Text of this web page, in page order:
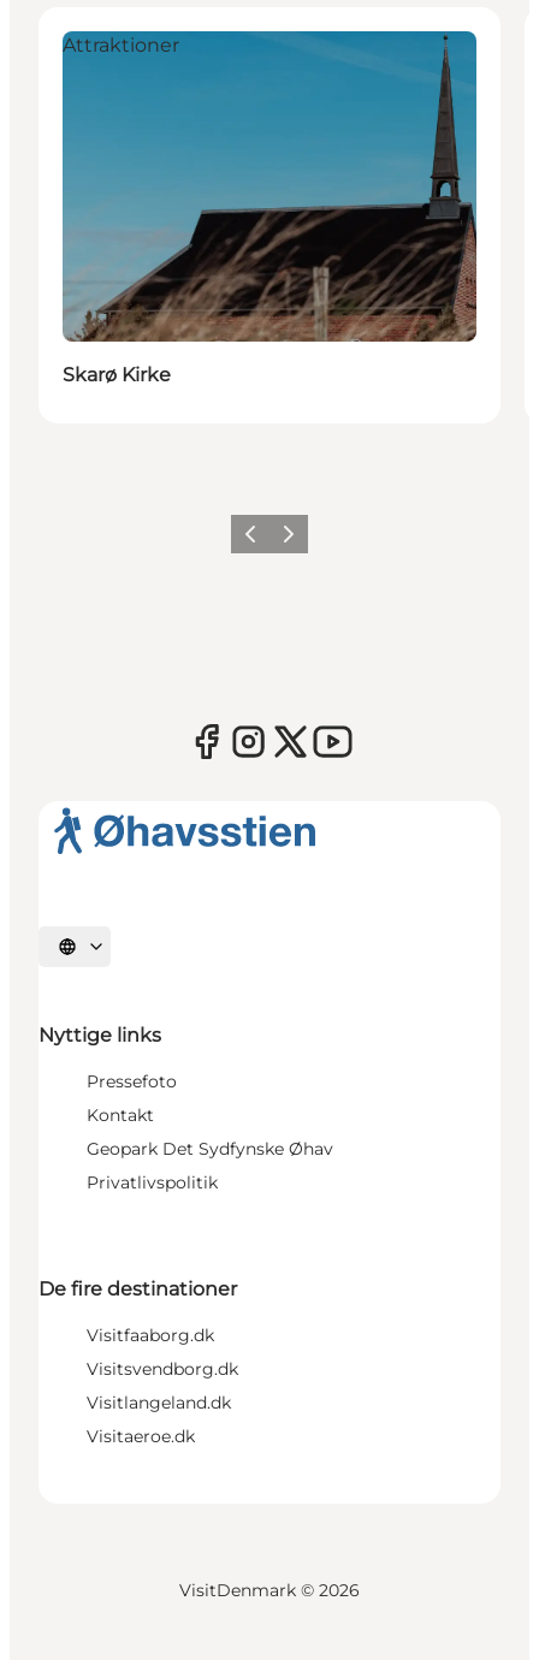
Attraktioner
Skarø Kirke
ForrigeNæste
Vælg sprog
Nyttige links
Pressefoto
Kontakt
Geopark Det Sydfynske Øhav
Privatlivspolitik
De fire destinationer
Visitfaaborg.dk
Visitsvendborg.dk
Visitlangeland.dk
Visitaeroe.dk
VisitDenmark © 2026